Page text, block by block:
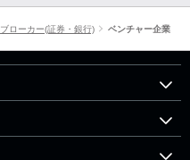
ブローカー(証券・銀行) ベンチャー企業